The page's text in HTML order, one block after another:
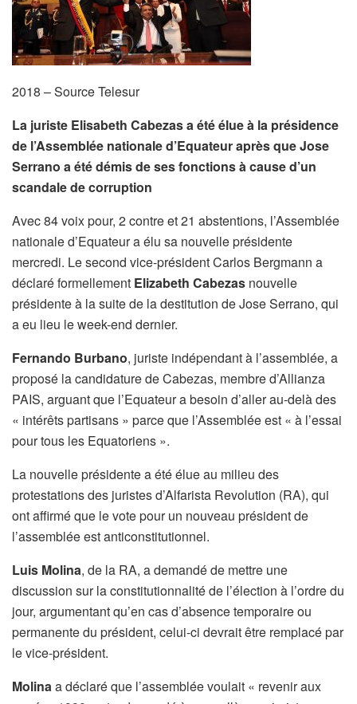
2018 – Source Telesur
La juriste Elisabeth Cabezas a été élue à la présidence
de l’Assemblée nationale d’Equateur après que Jose
Serrano a été démis de ses fonctions à cause d’un
scandale de corruption
Avec 84 voix pour, 2 contre et 21 abstentions, l’Assemblée
nationale d’Equateur a élu sa nouvelle présidente
mercredi. Le second vice-président Carlos Bergmann a
déclaré formellement Elizabeth Cabezas nouvelle
présidente à la suite de la destitution de Jose Serrano, qui
a eu lieu le week-end dernier.
Fernando Burbano, juriste indépendant à l’assemblée, a
proposé la candidature de Cabezas, membre d’Allianza
PAIS, arguant que l’Equateur a besoin d’aller au-delà des
« intérêts partisans » parce que l’Assemblée est « à l’essai
pour tous les Equatoriens ».
La nouvelle présidente a été élue au milieu des
protestations des juristes d’Alfarista Revolution (RA), qui
ont affirmé que le vote pour un nouveau président de
l’assemblée est anticonstitutionnel.
Luis Molina, de la RA, a demandé de mettre une
discussion sur la constitutionnalité de l’élection à l’ordre du
jour, argumentant qu’en cas d’absence temporaire ou
permanente du président, celui-ci devrait être remplacé par
le vice-président.
Molinaa déclaré que l’assemblée voulait « revenir aux